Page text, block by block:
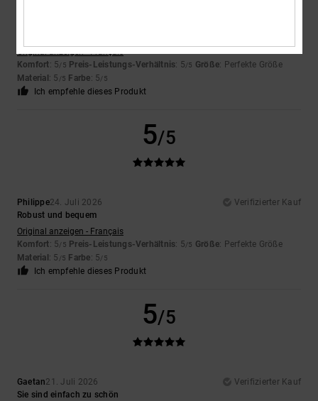
Original anzeigen - Français
Komfort: 5/5 Preis-Leistungs-Verhältnis: 5/5 Größe: Perfekte Größe
Material : 5 /5 Farbe: 5/5
Ich empfehle dieses Produkt
5/5
Philippe24. Juli 2026
Verifizierter Kauf
Robust und bequem
Original anzeigen - Français
Komfort: 5/5 Preis-Leistungs-Verhältnis: 5/5 Größe: Perfekte Größe
Material : 5 /5 Farbe: 5/5
Ich empfehle dieses Produkt
5/5
Gaetan21. Juli 2026
Verifizierter Kauf
Sie sind einfach zu schön